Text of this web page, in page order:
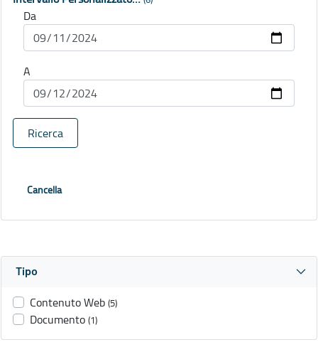
Da
A
Ricerca
Cancella
Tipo
Contenuto Web (5)
Documento (1)